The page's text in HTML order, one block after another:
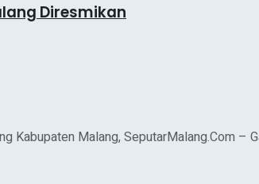
Diresmikan
Kabupaten Malang, SeputarMalang.Com